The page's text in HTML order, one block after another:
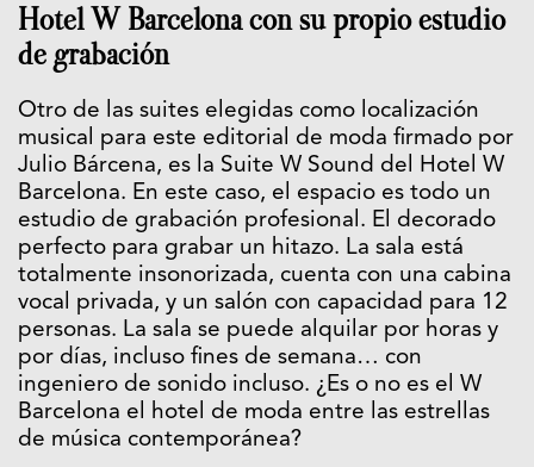
Hotel W Barcelona con su propio estudio
de grabación
Otro de las suites elegidas como localización
musical para este editorial de moda firmado por
Julio Bárcena, es la Suite W Sound del Hotel W
Barcelona. En este caso, el espacio es todo un
estudio de grabación profesional. El decorado
perfecto para grabar un hitazo. La sala está
totalmente insonorizada, cuenta con una cabina
vocal privada, y un salón con capacidad para 12
personas. La sala se puede alquilar por horas y
por días, incluso fines de semana… con
ingeniero de sonido incluso. ¿Es o no es el W
Barcelona el hotel de moda entre las estrellas
de música contemporánea?